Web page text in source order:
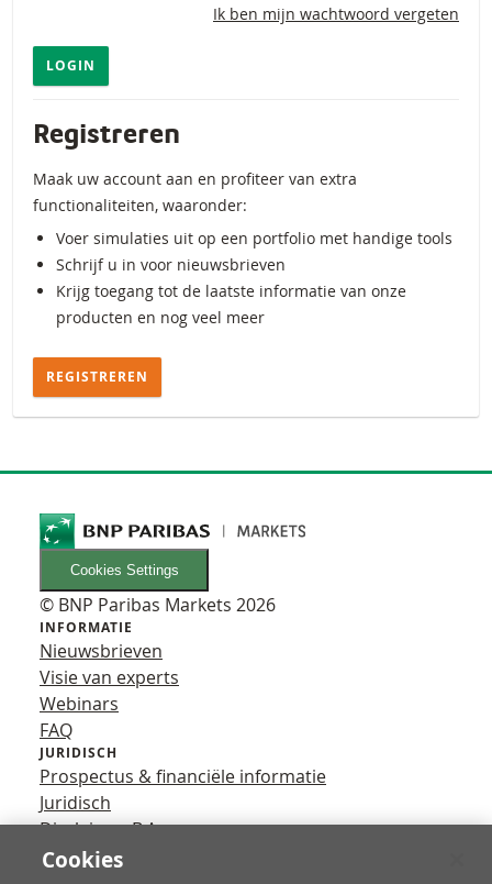
Ik ben mijn wachtwoord vergeten
LOGIN
Registreren
Maak uw account aan en profiteer van extra
functionaliteiten, waaronder:
Voer simulaties uit op een portfolio met handige tools
Schrijf u in voor nieuwsbrieven
Krijg toegang tot de laatste informatie van onze
producten en nog veel meer
REGISTREREN
Cookies Settings
© BNP Paribas Markets 2026
INFORMATIE
Nieuwsbrieven
Visie van experts
Webinars
FAQ
JURIDISCH
Prospectus & financiële informatie
Juridisch
Disclaimer B.A.
Privacy
Cookies